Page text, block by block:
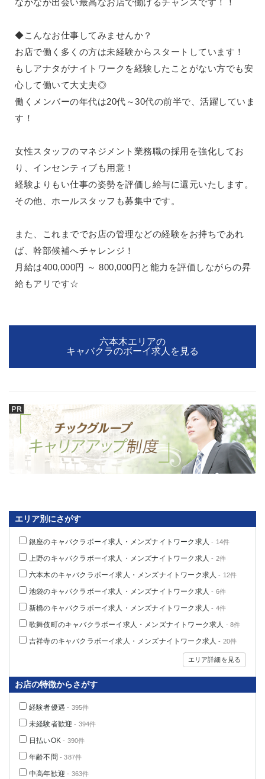
なかなか出会い最高なお店で働けるチャンスです！！
◆こんなお仕事してみませんか？
お店で働く多くの方は未経験からスタートしています！
もしアナタがナイトワークを経験したことがない方でも安
心して働いて大丈夫◎
働くメンバーの年代は20代～30代の前半で、活躍していま
す！
女性スタッフのマネジメント業務職の採用を強化してお
り、インセンティブも用意！
経験よりもい仕事の姿勢を評価し給与に還元いたします。
その他、ホールスタッフも募集中です。
また、これまででお店の管理などの経験をお持ちであれ
ば、幹部候補へチャレンジ！
月給は400,000円 ～ 800,000円と能力を評価しながらの昇
給もアリです☆
六本木エリアの
キャバクラのボーイ求人を見る
エリア別にさがす
銀座のキャバクラボーイ求人・メンズナイトワーク求人 - 14件
上野のキャバクラボーイ求人・メンズナイトワーク求人 - 2件
六本木のキャバクラボーイ求人・メンズナイトワーク求人 - 12件
池袋のキャバクラボーイ求人・メンズナイトワーク求人 - 6件
新橋のキャバクラボーイ求人・メンズナイトワーク求人 - 4件
歌舞伎町のキャバクラボーイ求人・メンズナイトワーク求人 - 8件
吉祥寺のキャバクラボーイ求人・メンズナイトワーク求人 - 20件
エリア詳細を見る
お店の特徴からさがす
経験者優遇 - 395件
未経験者歓迎 - 394件
日払いOK - 390件
年齢不問 - 387件
中高年歓迎 - 363件
船橋
津田沼
西船橋
佐倉
柏（西口）
木更津
柏（東口）
下総中山
茂原
八千代台
本八幡
茨城県
群馬県
高崎